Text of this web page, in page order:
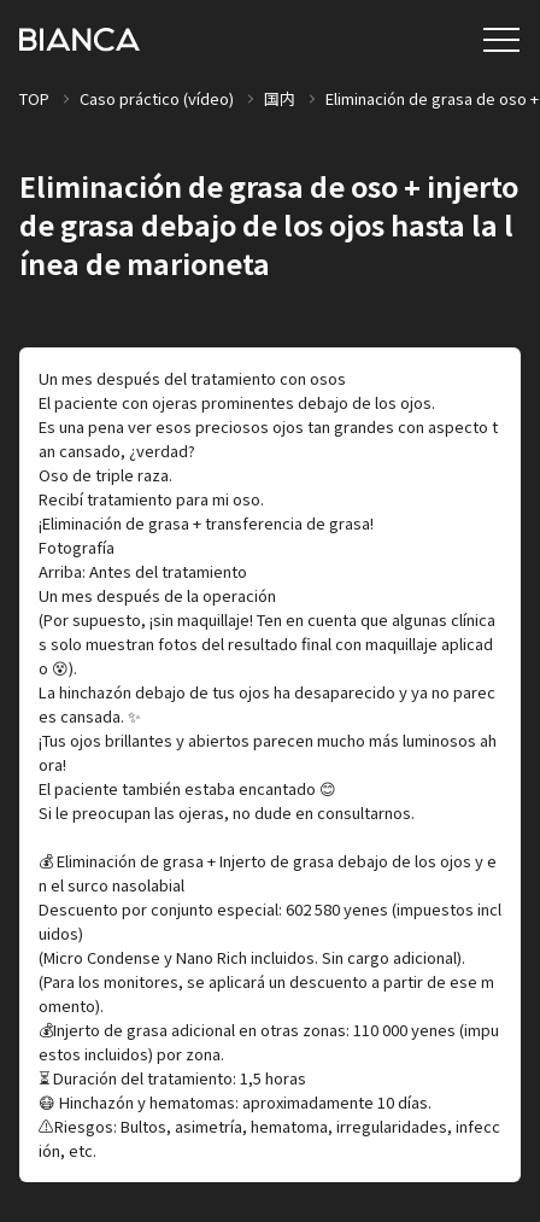
TOP Caso práctico (vídeo) 国内 Eliminación de grasa de oso
Eliminación de grasa de oso + injerto
de grasa debajo de los ojos hasta la l
ínea de marioneta
Un mes después del tratamiento con osos
El paciente con ojeras prominentes debajo de los ojos.
Es una pena ver esos preciosos ojos tan grandes con aspecto t
an cansado, ¿verdad?
Oso de triple raza.
Recibí tratamiento para mi oso.
¡Eliminación de grasa + transferencia de grasa!
Fotografía
Arriba: Antes del tratamiento
Un mes después de la operación
(Por supuesto, ¡sin maquillaje! Ten en cuenta que algunas clínica
s solo muestran fotos del resultado final con maquillaje aplicad
o 😵).
La hinchazón debajo de tus ojos ha desaparecido y ya no parec
es cansada. ✨
¡Tus ojos brillantes y abiertos parecen mucho más luminosos ah
ora!
El paciente también estaba encantado 😊
Si le preocupan las ojeras, no dude en consultarnos.
💰 Eliminación de grasa + Injerto de grasa debajo de los ojos y e
n el surco nasolabial
Descuento por conjunto especial: 602 580 yenes (impuestos incl
uidos)
(Micro Condense y Nano Rich incluidos. Sin cargo adicional).
(Para los monitores, se aplicará un descuento a partir de ese m
omento).
💰Injerto de grasa adicional en otras zonas: 110 000 yenes (impu
estos incluidos) por zona.
⏳ Duración del tratamiento: 1,5 horas
😷 Hinchazón y hematomas: aproximadamente 10 días.
⚠️Riesgos: Bultos, asimetría, hematoma, irregularidades, infecc
ión, etc.